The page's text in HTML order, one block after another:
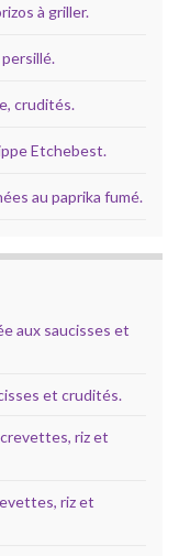
à griller.
crudités.
Etchebest.
au paprika fumé.
aux saucisses et
et crudités.
riz et
riz et